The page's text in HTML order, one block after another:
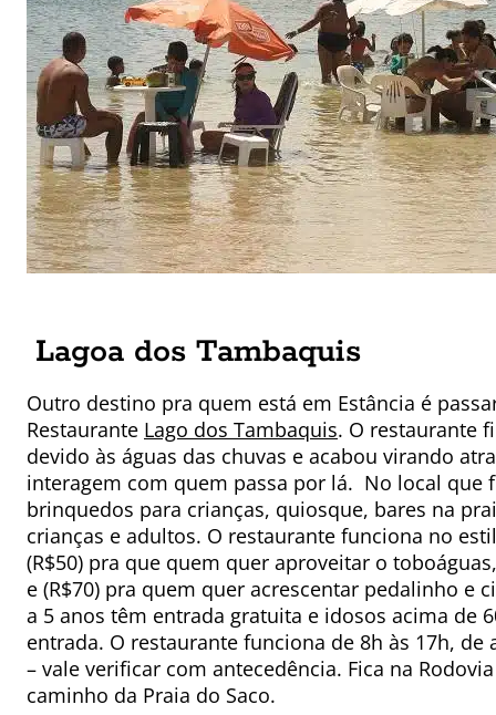
Lagoa dos Tambaquis
Outro destino pra quem está em Estância é
Restaurante Lago dos Tambaquis. O restaurante
devido às águas das chuvas e acabou virando
interagem com quem passa por lá. No local que
brinquedos para crianças, quiosque, bares na
crianças e adultos. O restaurante funciona no
(R$50) pra que quem quer aproveitar o
e (R$70) pra quem quer acrescentar pedalinho e
a 5 anos têm entrada gratuita e idosos acima de
entrada. O restaurante funciona de 8h às 17h,
– vale verificar com antecedência. Fica na
caminho da Praia do Saco.